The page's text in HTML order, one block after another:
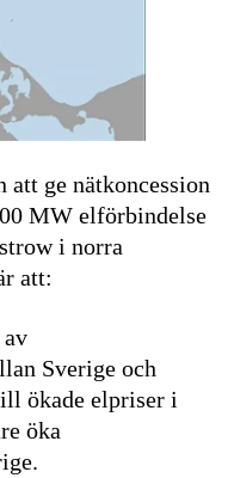
att ge nätkoncession
MW elförbindelse
i norra
att:
Sverige och
ökade elpriser i
öka